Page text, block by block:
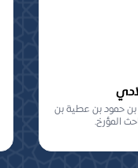
بن حمود بن عطية بن
المؤرخ.